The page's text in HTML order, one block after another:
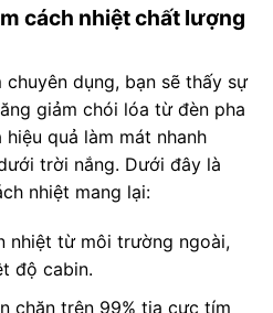
cách nhiệt chất lượng
dụng, bạn sẽ thấy sự
giảm chói lóa từ đèn pha
quả làm mát nhanh
trời nắng. Dưới đây là
nhiệt mang lại:
nhiệt từ môi trường ngoài,
độ cabin.
chặn trên 99% tia cực tím